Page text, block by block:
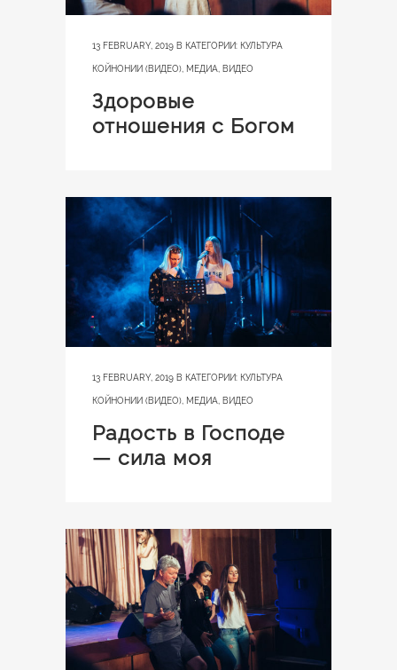
13 FEBRUARY, 2019 В КАТЕГОРИИ: КУЛЬТУРА
КОЙНОНИИ (ВИДЕО) МЕДИА ВИДЕО
Здоровые
отношения с Богом
13 FEBRUARY, 2019 В КАТЕГОРИИ: КУЛЬТУРА
КОЙНОНИИ (ВИДЕО) МЕДИА ВИДЕО
Радость в Господе
— сила моя